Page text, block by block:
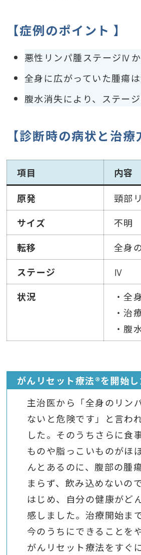
【症例のポイント 】
悪性リンパ腫ステージⅣ
全身に広がっていた腫瘍
腹水消失により、ステー
【診断時の病状と治療
項目
内容
原発
頸部
サイズ
不明
転移
全身
ステージ
Ⅳ
状況
・全
・治
・腹
がんリセット療法®を開始
主治医から「全身のリン
ないと危険です」と言わ
した。そのうちさらに食
ものや脂っこいものがほ
んとあるのに、腹部の腫
まらず、飲み込めないの
はじめ、自分の健康がど
感しました。治療開始ま
今のうちにできることを
がんリセット療法をすぐ